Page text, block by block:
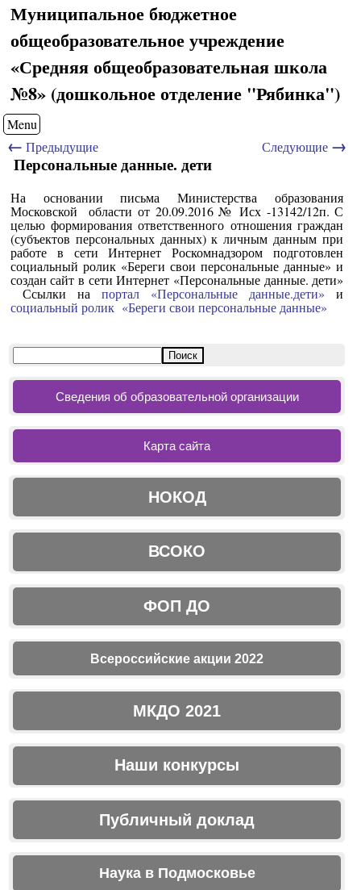
Муниципальное бюджетное
общеобразовательное учреждение
«Средняя общеобразовательная школа
№8» (дошкольное отделение "Рябинка")
Menu
← Предыдущие Следующие →
Персональные данные. дети
На основании письма Министерства образования
Московской области от 20.09.2016 № Исх -13142/12п. С
целью формирования ответственного отношения граждан
(субъектов персональных данных) к личным данным при
работе в сети Интернет Роскомнадзором подготовлен
социальный ролик «Береги свои персональные данные» и
создан сайт в сети Интернет «Персональные данные. дети»
Ссылки на портал «Персональные данные.дети» и
социальный ролик «Береги свои персональные данные»
Сведения об образовательной организации
Карта сайта
НОКОД
ВСОКО
ФОП ДО
Всероссийские акции 2022
МКДО 2021
Наши конкурсы
Публичный доклад
Наука в Подмосковье